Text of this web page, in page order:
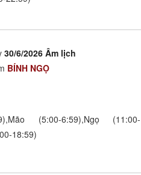
30/6/2026 Âm lịch
BÍNH NGỌ
(5:00-6:59),Ngọ (11:00-
18:59)